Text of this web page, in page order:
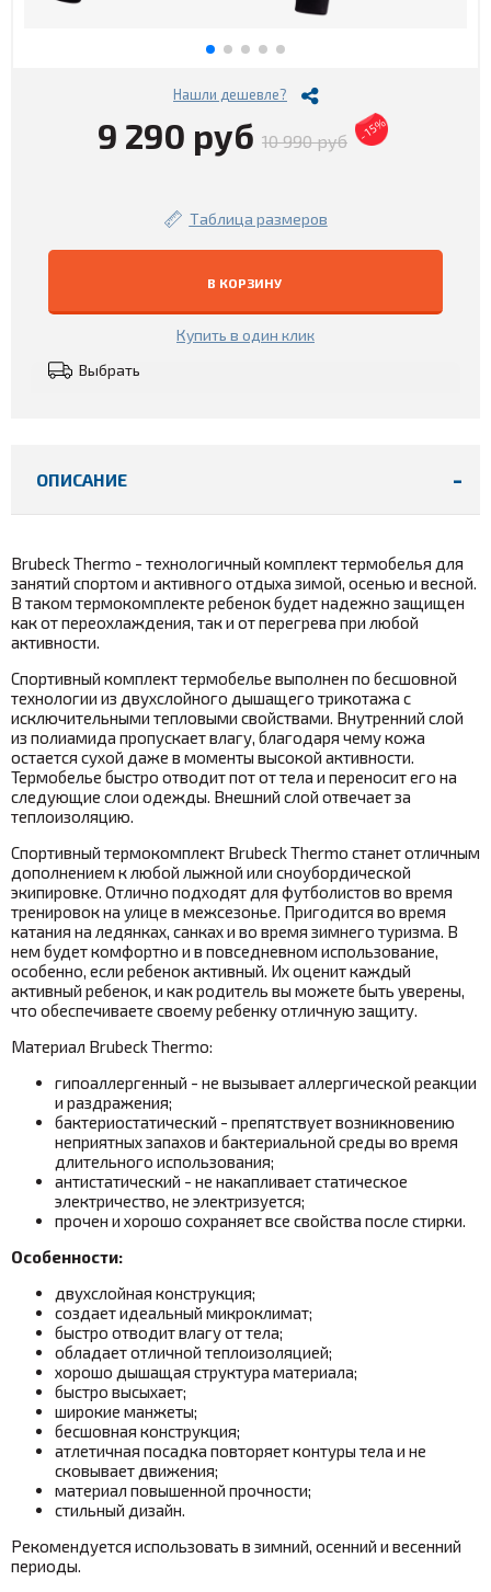
Нашли дешевле?
9 290 руб 10 990 руб - 15%
Таблица размеров
В КОРЗИНУ
Купить в один клик
Выбрать
ОПИСАНИЕ
Brubeck Thermo - технологичный комплект термобелья для
занятий спортом и активного отдыха зимой, осенью и весной.
В таком термокомплекте ребенок будет надежно защищен
как от переохлаждения, так и от перегрева при любой
активности.
Спортивный комплект термобелье выполнен по бесшовной
технологии из двухслойного дышащего трикотажа с
исключительными тепловыми свойствами. Внутренний слой
из полиамида пропускает влагу, благодаря чему кожа
остается сухой даже в моменты высокой активности.
Термобелье быстро отводит пот от тела и переносит его на
следующие слои одежды. Внешний слой отвечает за
теплоизоляцию.
Спортивный термокомплект Brubeck Thermo станет отличным
дополнением к любой лыжной или сноубордической
экипировке. Отлично подходят для футболистов во время
тренировок на улице в межсезонье. Пригодится во время
катания на ледянках, санках и во время зимнего туризма. В
нем будет комфортно и в повседневном использование,
особенно, если ребенок активный. Их оценит каждый
активный ребенок, и как родитель вы можете быть уверены,
что обеспечиваете своему ребенку отличную защиту.
Материал Brubeck Thermo:
гипоаллергенный - не вызывает аллергической реакции
и раздражения;
бактериостатический - препятствует возникновению
неприятных запахов и бактериальной среды во время
длительного использования;
антистатический - не накапливает статическое
электричество, не электризуется;
прочен и хорошо сохраняет все свойства после стирки.
Особенности:
двухслойная конструкция;
создает идеальный микроклимат;
быстро отводит влагу от тела;
обладает отличной теплоизоляцией;
хорошо дышащая структура материала;
быстро высыхает;
широкие манжеты;
бесшовная конструкция;
атлетичная посадка повторяет контуры тела и не
сковывает движения;
материал повышенной прочности;
стильный дизайн.
Рекомендуется использовать в зимний, осенний и весенний
периоды.